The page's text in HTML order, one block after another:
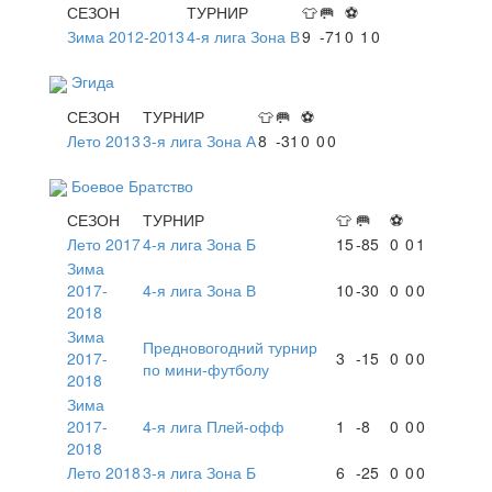
СЕЗОН ТУРНИР 👕🥅 ⚽
Зима 2012-20134-я лига Зона В9 -71 0 1 0
Эгида
СЕЗОН
ТУРНИР 👕🥅 ⚽
Лето 20133-я лига Зона А8 -31 0 00
Боевое Братство
СЕЗОН
ТУРНИР 👕 🥅
⚽
Лето 20174-я лига Зона Б 15-85 0 0 1
Зима
2017-
2018
4-я лига Зона В 10-30 0 00
Зима
2017-
2018
Предновогодний турнир
по мини-футболу
3 -15 0 00
Зима
2017-
2018
4-я лига Плей-офф 1 -8 0 00
Лето 20183-я лига Зона Б 6 -25 0 00